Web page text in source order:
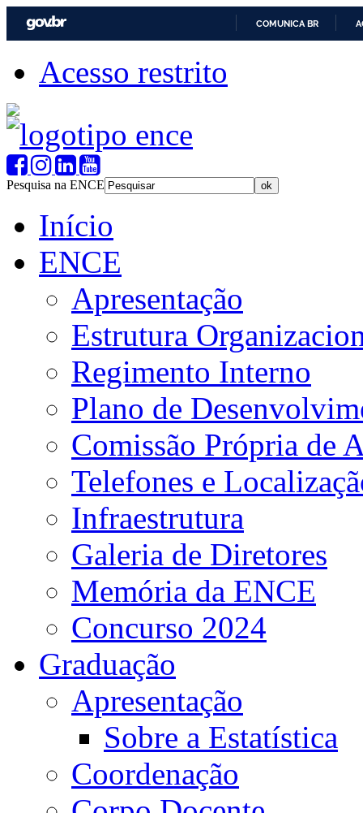
COMUNICA BR
Acesso restrito
Pesquisa na ENCE
Início
ENCE
Apresentação
Estrutura
Regimento Interno
Plano de
Comissão Própria de
Telefones e
Infraestrutura
Galeria de Diretores
Memória da ENCE
Concurso 2024
Graduação
Apresentação
Sobre a Estatística
Coordenação